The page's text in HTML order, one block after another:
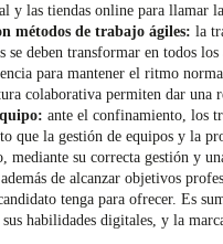
y las tiendas online para llamar
métodos de trabajo ágiles: la
se deben transformar en todos
para mantener el ritmo
colaborativa permiten dar una
ante el confinamiento, los
que la gestión de equipos y la
mediante su correcta gestión y
además de alcanzar objetivos
tenga para ofrecer. Es
habilidades digitales, y la